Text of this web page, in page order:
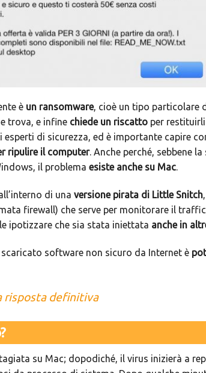
è un ransomware, cioè un tipo particolare
trova, e infine chiede un riscatto per
di sicurezza, ed è importante capire
ripulire il computer. Anche perché, sebbene
il problema esiste anche su Mac.
di una versione pirata di Little Snitch
firewall) che serve per monitorare il
ipotizzare che sia stata iniettata anche in
scaricato software non sicuro da Internet è
risposta definitiva
su Mac; dopodiché, il virus inizierà a